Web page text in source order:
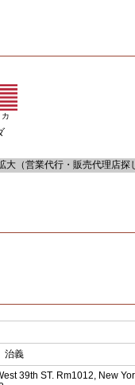
カ
大（営業代行・販売代理店探
義
39th ST. Rm1012, New